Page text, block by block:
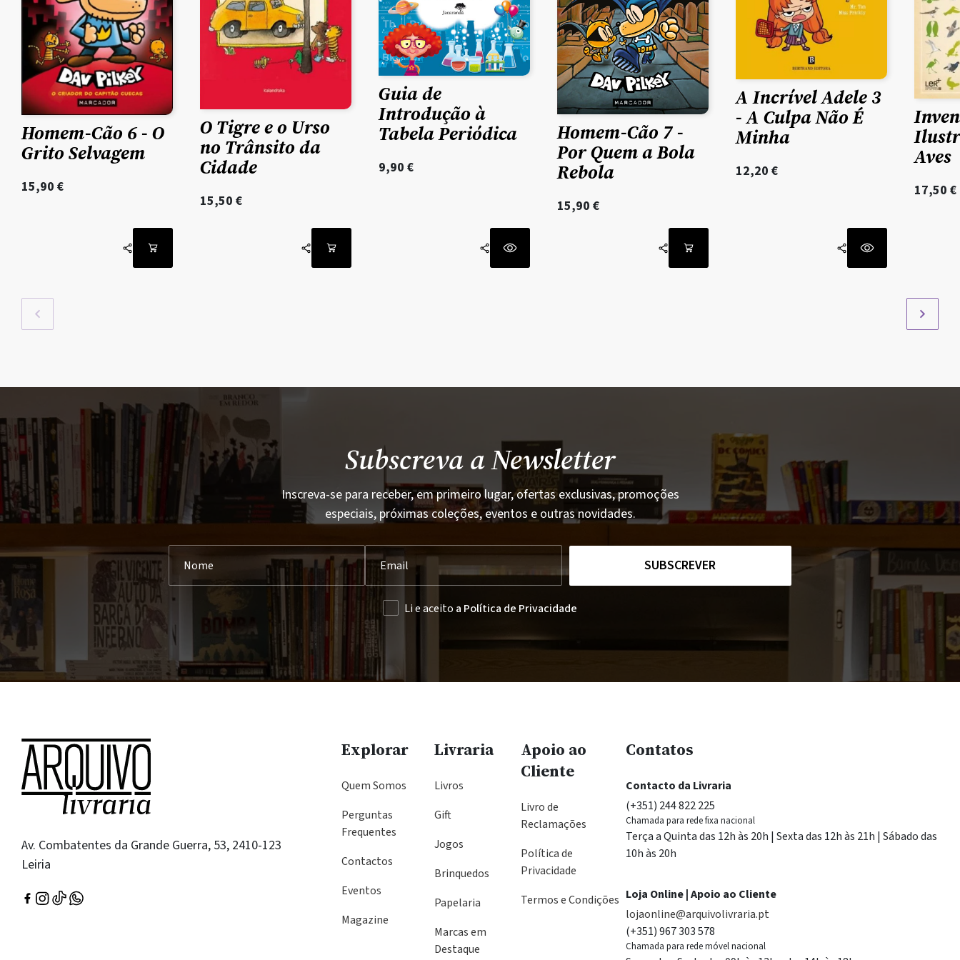
Homem-Cão 6 - O
Grito Selvagem
15,90 €
O Tigre e o Urso
no Trânsito da
Cidade
15,50 €
Guia de
Introdução à
Tabela Periódica
9,90 €
Homem-Cão 7 -
Por Quem a Bola
Rebola
15,90 €
A Incrível Adele 3
- A Culpa Não É
Minha
12,20 €
Aves
17,50 €
Subscreva a Newsletter
Inscreva-se para receber, em primeiro lugar, ofertas exclusivas, promoções
especiais, próximas coleções, eventos e outras novidades.
SUBSCREVER
Li e aceito a Política de Privacidade
Av. Combatentes da Grande Guerra, 53, 2410-123
Leiria
Explorar
Quem Somos
Perguntas
Frequentes
Contactos
Eventos
Magazine
Livraria
Livros
Gift
Jogos
Brinquedos
Papelaria
Marcas em
Destaque
Apoio ao
Cliente
Livro de
Reclamações
Política de
Privacidade
Termos e Condições
Contatos
Contacto da Livraria
(+351) 244 822 225
Chamada para rede fixa nacional
Terça a Quinta das 12h às 20h | Sexta das 12h às 21h | Sábado das
10h às 20h
Loja Online | Apoio ao Cliente
lojaonline@arquivolivraria.pt
(+351) 967 303 578
Chamada para rede móvel nacional